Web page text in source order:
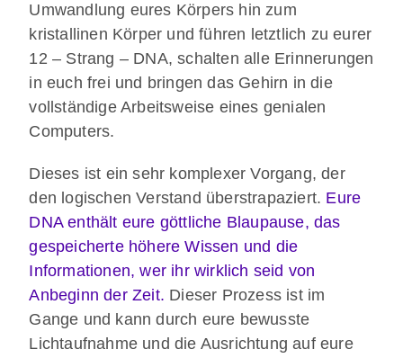
Umwandlung eures Körpers hin zum
kristallinen Körper und führen letztlich zu eurer
12 – Strang – DNA, schalten alle Erinnerungen
in euch frei und bringen das Gehirn in die
vollständige Arbeitsweise eines genialen
Computers.
Dieses ist ein sehr komplexer Vorgang, der
den logischen Verstand überstrapaziert. Eure
DNA enthält eure göttliche Blaupause, das
gespeicherte höhere Wissen und die
Informationen, wer ihr wirklich seid von
Anbeginn der Zeit. Dieser Prozess ist im
Gange und kann durch eure bewusste
Lichtaufnahme und die Ausrichtung auf eure